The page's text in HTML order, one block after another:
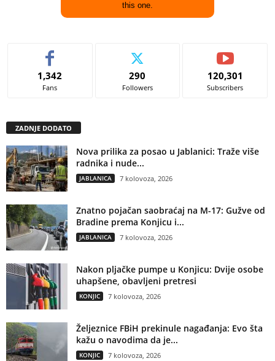
this one.
1,342
Fans
290
Followers
120,301
Subscribers
ZADNJE DODATO
Nova prilika za posao u Jablanici: Traže više
radnika i nude...
JABLANICA 7 kolovoza, 2026
Znatno pojačan saobraćaj na M-17: Gužve od
Bradine prema Konjicu i...
JABLANICA 7 kolovoza, 2026
Nakon pljačke pumpe u Konjicu: Dvije osobe
uhapšene, obavljeni pretresi
KONJIC 7 kolovoza, 2026
Željeznice FBiH prekinule nagađanja: Evo šta
kažu o navodima da je...
KONJIC 7 kolovoza, 2026